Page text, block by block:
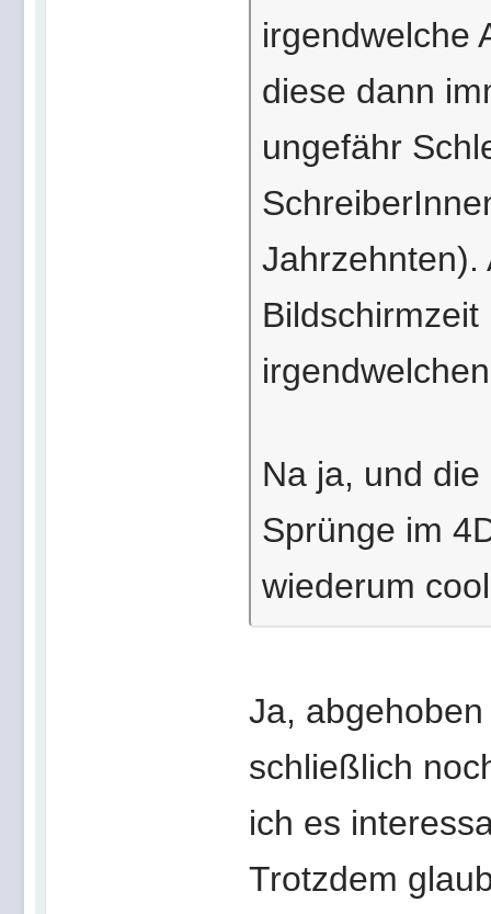
irgendwelche
diese dann
ungefähr
Jahrzehnten).
Na ja, und
Sprünge im
wiederum
Ja,
schließlich
ich es
Trotzdem